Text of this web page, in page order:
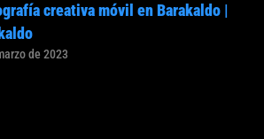
creativa móvil en Barakaldo |
de 2023